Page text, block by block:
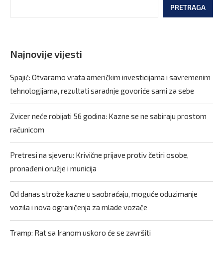
PRETRAGA
Najnovije vijesti
Spajić: Otvaramo vrata američkim investicijama i savremenim
tehnologijama, rezultati saradnje govoriće sami za sebe
Zvicer neće robijati 56 godina: Kazne se ne sabiraju prostom
računicom
Pretresi na sjeveru: Krivične prijave protiv četiri osobe,
pronađeni oružje i municija
Od danas strože kazne u saobraćaju, moguće oduzimanje
vozila i nova ograničenja za mlade vozače
Tramp: Rat sa Iranom uskoro će se završiti